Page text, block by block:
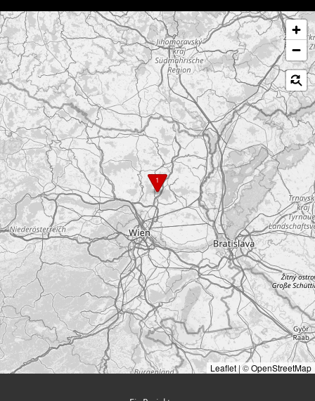
Karte überspringen
1
Leaflet |©OpenStreetMap